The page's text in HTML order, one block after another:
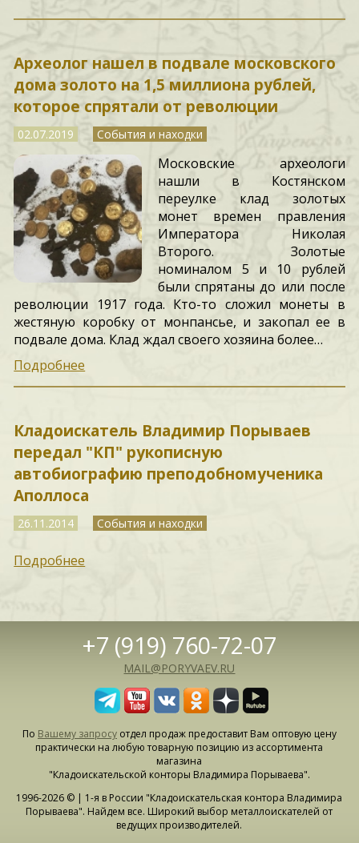
Археолог нашел в подвале московского
дома золото на 1,5 миллиона рублей,
которое спрятали от революции
02.07.2019 События и находки
Московские археологи
нашли в Костянском
переулке клад золотых
монет времен правления
Императора Николая
Второго. Золотые
номиналом 5 и 10 рублей
были спрятаны до или после
революции 1917 года. Кто-то сложил монеты в
жестяную коробку от монпансье, и закопал ее в
подвале дома. Клад ждал своего хозяина более…
Подробнее
Кладоискатель Владимир Порываев
передал "КП" рукописную
автобиографию преподобномученика
Аполлоса
26.11.2014 События и находки
Подробнее
+7 (919) 760-72-07
MAIL@PORYVAEV.RU
По Вашему запросуотдел продаж предоставит Вам оптовую цену
практически на любую товарную позицию из ассортимента
магазина
"Кладоискательской конторы Владимира Порываева".
1996-2026 © | 1-я в России "Кладоискательская контора Владимира
Порываева". Найдем все. Широкий выбор металлоискателей от
ведущих производителей.